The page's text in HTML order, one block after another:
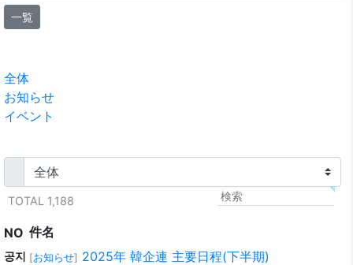
一覧
全体
お知らせ
イベント
TOTAL 1,188
NO 件名
공지 [お知らせ] 2025年 韓企連 主要日程(下半期)